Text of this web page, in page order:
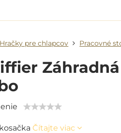
Hračky pre chlapcov Pracovné
Čítajte viac